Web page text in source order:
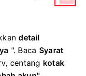
detail
". Baca Syarat
centang kotak